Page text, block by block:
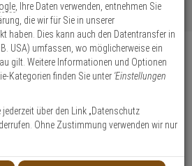
TI 40mm
Zylinder messen
, Ihre Daten verwenden, entnehmen Sie
die wir für Sie in unserer
haben. Dies kann auch den Datentransfer in
B. USA) umfassen, wo möglicherweise ein
gilt. Weitere Informationen und Optionen
Kategorien finden Sie unter 'Einstellungen
über den Link „Datenschutz
Ohne Zustimmung verwenden wir nur